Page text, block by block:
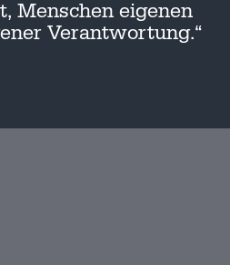
Menschen eigenen
Verantwortung.“